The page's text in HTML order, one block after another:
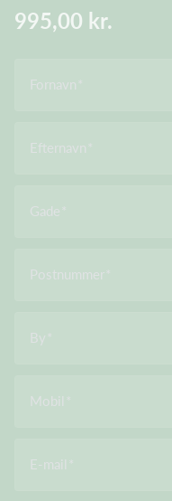
995,00 kr.